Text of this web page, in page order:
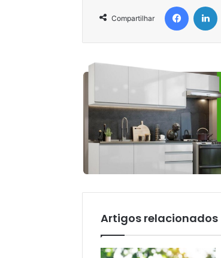
Compartilhar
Facebook
Artigos relacionados